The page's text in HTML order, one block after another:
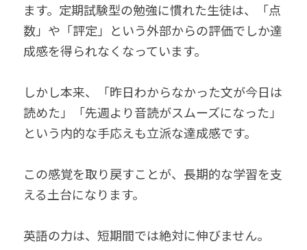
ます。定期試験型の勉強に慣れた生徒は、「点
数」や「評定」という外部からの評価でしか達
成感を得られなくなっています。
しかし本来、「昨日わからなかった文が今日は
読めた」「先週より音読がスムーズになった」
という内的な手応えも立派な達成感です。
この感覚を取り戻すことが、長期的な学習を支
える土台になります。
英語の力は、短期間では絶対に伸びません。